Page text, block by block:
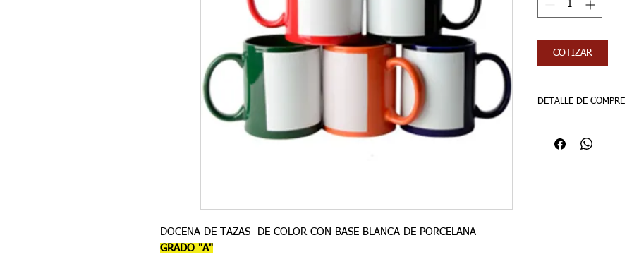
DOCENA DE TAZAS DE COLOR CON BASE BLANCA DE PORCELANA
GRADO "A"
COTIZAR
DETALLE DE COMPRE
VENTA POR DOCENA